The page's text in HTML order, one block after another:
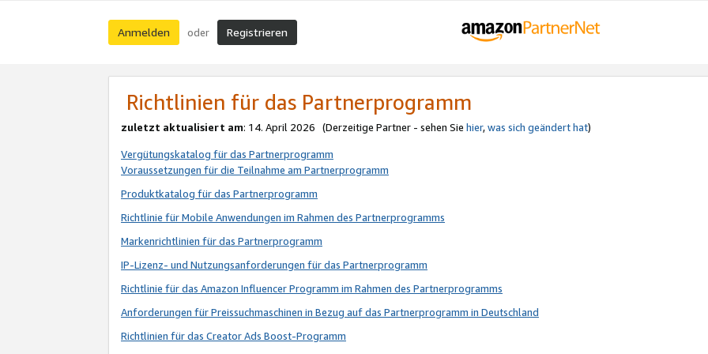
Anmelden oder Registrieren
Richtlinien für das Partnerprogramm
zuletzt aktualisiert am: 14. April 2026 (Derzeitige Partner - sehen Sie hier,was sich geändert hat)
Vergütungskatalog für das Partnerprogramm
Voraussetzungen für die Teilnahme am Partnerprogramm
Produktkatalog für das Partnerprogramm
Richtlinie für Mobile Anwendungen im Rahmen des Partnerprogramms
Markenrichtlinien für das Partnerprogramm
IP-Lizenz- und Nutzungsanforderungen für das Partnerprogramm
Richtlinie für das Amazon Influencer Programm im Rahmen des Partnerprogramms
Anforderungen für Preissuchmaschinen in Bezug auf das Partnerprogramm in Deutschland
Richtlinien für das Creator Ads Boost-Programm